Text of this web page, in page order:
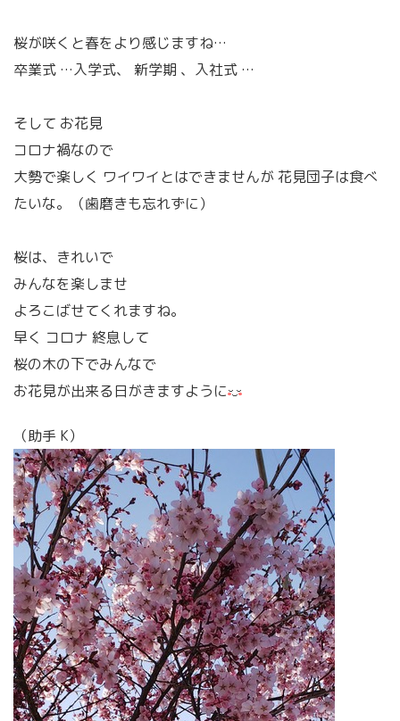
桜が咲くと春をより感じますね…
卒業式 …入学式、 新学期 、入社式 …
そして お花見
コロナ禍なので
大勢で楽しく ワイワイとはできませんが 花見団子は食べ
たいな。（歯磨きも忘れずに）
桜は、きれいで
みんなを楽しませ
よろこばせてくれますね。
早く コロナ 終息して
桜の木の下でみんなで
お花見が出来る日がきますように
（助手 K）